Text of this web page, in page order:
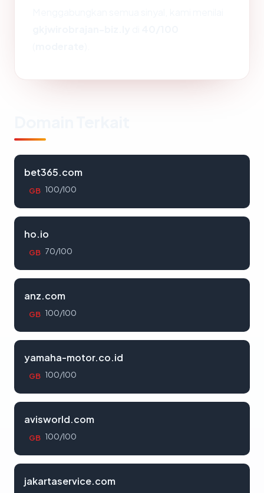
bet365.com
GB 100/100
ho.io
GB 70/100
anz.com
GB 100/100
yamaha-motor.co.id
GB 100/100
avisworld.com
GB 100/100
jakartaservice.com